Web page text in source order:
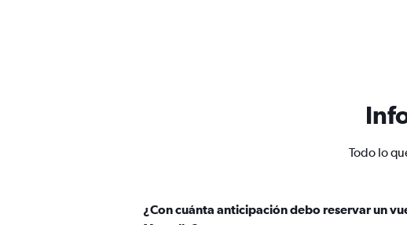
Todo lo
¿Con cuánta anticipación debo reservar un